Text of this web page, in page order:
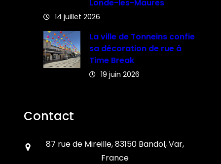
Londe-les-Maures
14 juillet 2026
La ville de Tonneins confie
sa décoration de rue à
Time Break
19 juin 2026
Contact
87 rue de Mireille, 83150 Bandol, Var,
France